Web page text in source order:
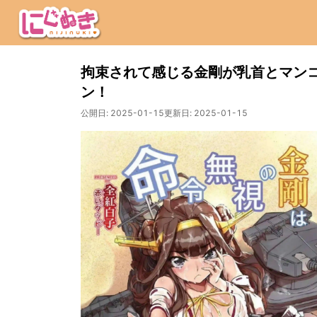
拘束されて感じる金剛が乳首とマン
ン！
公開日: 2025-01-15更新日: 2025-01-15